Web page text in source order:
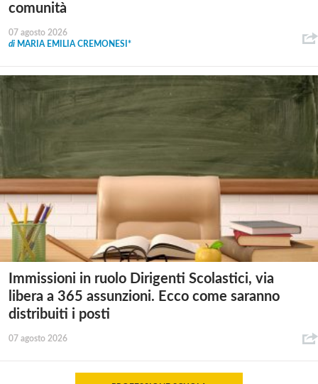
comunità
07 agosto 2026
di MARIA EMILIA CREMONESI*
Immissioni in ruolo Dirigenti Scolastici, via
libera a 365 assunzioni. Ecco come saranno
distribuiti i posti
07 agosto 2026